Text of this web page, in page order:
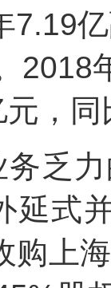
7.19
2018
，
乏
延式
购上